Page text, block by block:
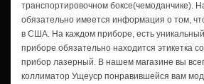
транспортировочном боксе(чемоданчике).
обязательно имеется информация о том,
в США. На каждом приборе, есть
приборе обязательно находится этикетка
прибор лазерный. В нашем магазине вы
коллиматор Ущеуср понравившейся вам